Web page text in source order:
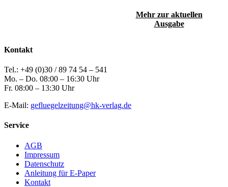
Mehr zur aktuellen
Ausgabe
Kontakt
Tel.: +49 (0)30 / 89 74 54 – 541
Mo. – Do. 08:00 – 16:30 Uhr
Fr. 08:00 – 13:30 Uhr
E-Mail: gefluegelzeitung@hk-verlag.de
Service
AGB
Impressum
Datenschutz
Anleitung für E-Paper
Kontakt